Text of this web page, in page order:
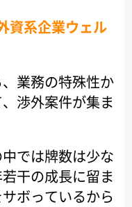
資系企業ウェル
業務の特殊性か
渉外案件が集ま
では牌数は少な
干の成長に留ま
ボっているから